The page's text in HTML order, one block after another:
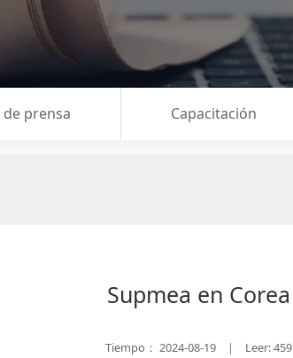
de prensa Capacitación
Supmea en Corea
Tiempo： 2024-08-19 | Leer: 459